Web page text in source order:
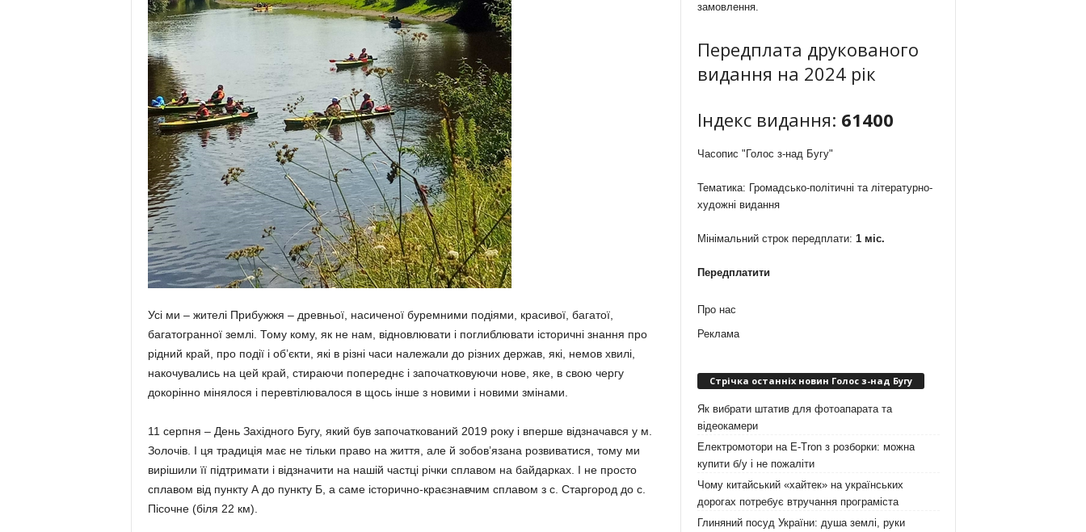
Усі ми – жителі Прибужжя – древньої, насиченої буремними подіями, красивої, багатої,
багатогранної землі. Тому кому, як не нам, відновлювати і поглиблювати істо­ричні знання про
рідний край, про події і об’єкти, які в різні часи належали до різних держав, які, немов хвилі,
накочувались на цей край, стираючи попереднє і започат­ковуючи нове, яке, в свою чергу
докорінно мінялося і перевтілювалося в щось інше з новими і новими змінами.
11 серпня – День Західного Бугу, який був започаткований 2019 року і вперше від­значався у м.
Золочів. І ця традиція має не тільки право на життя, але й зобов’язана розвиватися, тому ми
вирішили її підтримати і відзначити на нашій частці річки сплавом на байдарках. І не просто
сплавом від пункту А до пункту Б, а саме історично-краєзнавчим сплавом з с. Старгород до с.
Пісочне (біля 22 км).
замовлення.
Передплата друкованого
видання на 2024 рік
Індекс видання: 61400
Часопис "Голос з-над Бугу"
Тематика: Громадсько-політичні та літературно-
художні видання
Мінімальний строк передплати: 1 міс.
Передплатити
Про нас
Реклама
Стрічка останніх новин Голос з-над Бугу
Як вибрати штатив для фотоапарата та
відеокамери
Електромотори на E-Tron з розборки: можна
купити б/у і не пожаліти
Чому китайський «хайтек» на українських
дорогах потребує втручання програміста
Глиняний посуд України: душа землі, руки